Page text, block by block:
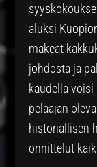
aluksi
makeat
johdosta ja
kaudella voisi
pelaajan
historiallisen
onnittelut